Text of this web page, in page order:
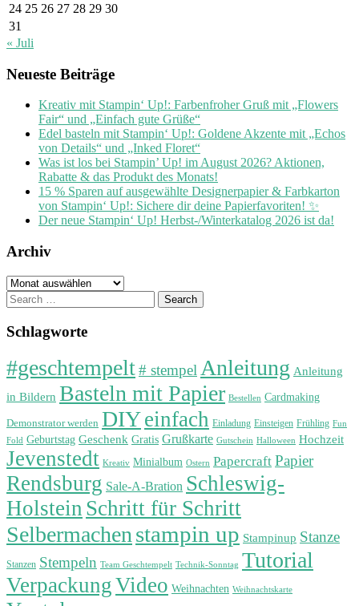
24 25 26 27 28 29 30
31
« Juli
Neueste Beiträge
Kreativ mit Stampin‘ Up!: Farbenfroher Gruß mit „Flowers
Fair“ und „Einfach gute Grüße“
Edel basteln mit Stampin‘ Up!: Goldene Akzente mit „Echos
von Details“ und „Inked Floret“
Was ist los bei Stampin’ Up! im August 2026? Aktionen,
Rabatte & das Produkt des Monats!
15 % Sparen auf ausgewählte Designerpapier & Farbkarton
von Stampin‘ Up!: Sichere dir deine Papierfavoriten! ✨
Der neue Stampin‘ Up! Herbst-/Winterkatalog 2026 ist da!
Archiv
Archiv
Search
for:
Schlagworte
#geschtempelt# stempelAnleitung Anleitung
in Bildern Basteln mit Papier Bestellen Cardmaking
Demonstrator werden DIYeinfach Einladung Einsteigen Frühling Fun
Fold Geburtstag Geschenk Gratis Grußkarte Gutschein Halloween Hochzeit
Jevenstedt Kreativ Minialbum Ostern Papercraft Papier
Rendsburg Sale-A-Bration Schleswig-
Holstein Schritt für Schritt
Selbermachenstampin up Stampinup Stanze
Stanzen Stempeln Team Geschtempelt Technik-Sonntag Tutorial
VerpackungVideo Weihnachten Weihnachtskarte